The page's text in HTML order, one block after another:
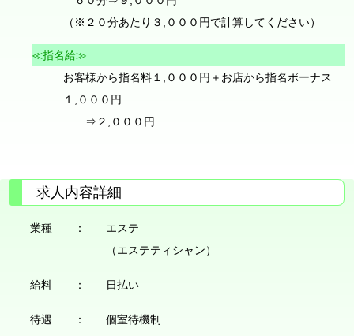
（※２０分あたり３,０００円で計算してください）
≪指名給≫
お客様から指名料１,０００円＋お店から指名ボーナス
１,０００円
⇒２,０００円
求人内容詳細
業種 ：
エステ
（エステティシャン）
給料 ： 日払い
待遇 ： 個室待機制